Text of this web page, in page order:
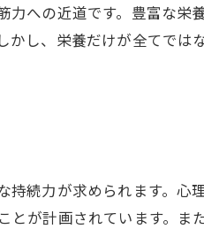
への近道です。豊富な栄
かし、栄養だけが全てでは
続力が求められます。心
とが計画されています。ま